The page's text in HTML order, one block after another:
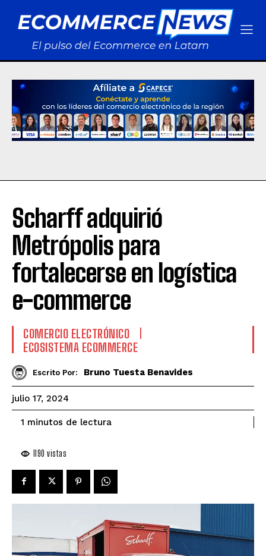
Scharff adquirió
Metrópolis para
fortalecerse en logística
e-commerce
COMERCIO ELECTRÓNICO
ECOSISTEMA ECOMMERCE
Escrito Por: Bruno Tuesta Benavides
julio 17, 2024
1 minutos de lectura
1190 vistas